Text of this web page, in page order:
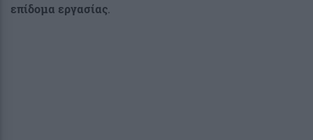
επίδομα εργασίας.